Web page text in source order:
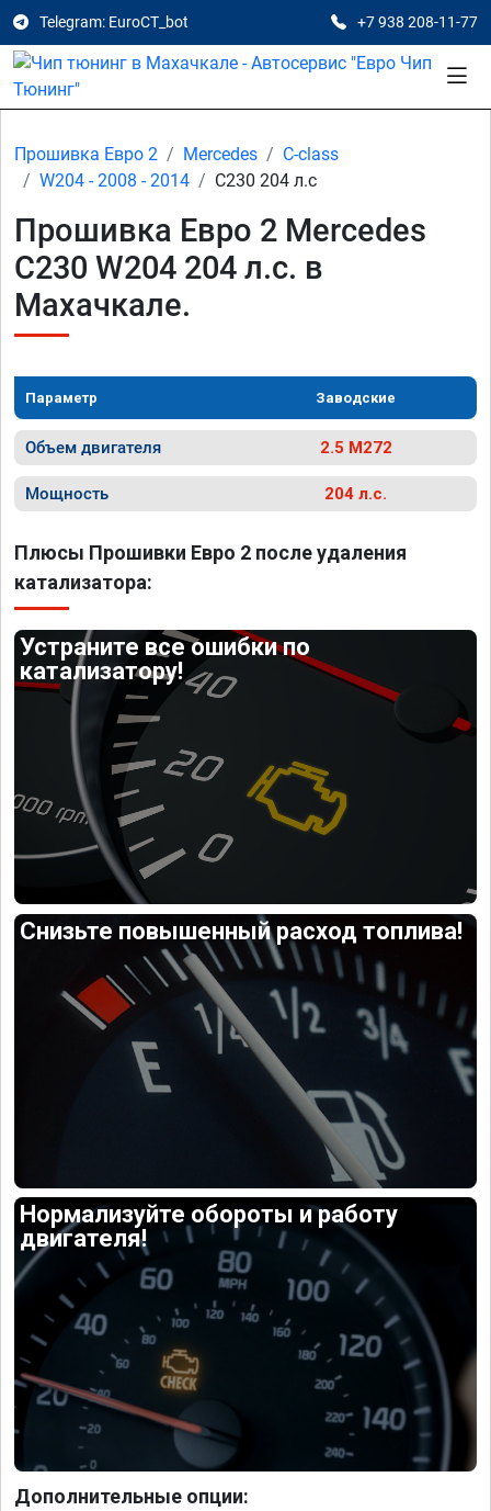
Telegram: EuroCT_bot +7 938 208-11-77
Прошивка Евро 2 Mercedes
C-class
W204 - 2008 - 2014
C230 204 л.с
Прошивка Евро 2 Mercedes
C230 W204 204 л.с. в
Махачкале.
Параметр Заводские
Объем двигателя 2.5 M272
Мощность 204 л.с.
Плюсы Прошивки Евро 2 после удаления
катализатора:
Устраните все ошибки по
катализатору!
Снизьте повышенный расход топлива!
Нормализуйте обороты и работу
двигателя!
Дополнительные опции: